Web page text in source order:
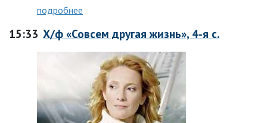
подробнее
15:33 Х/ф «Совсем другая жизнь», 4-я с.